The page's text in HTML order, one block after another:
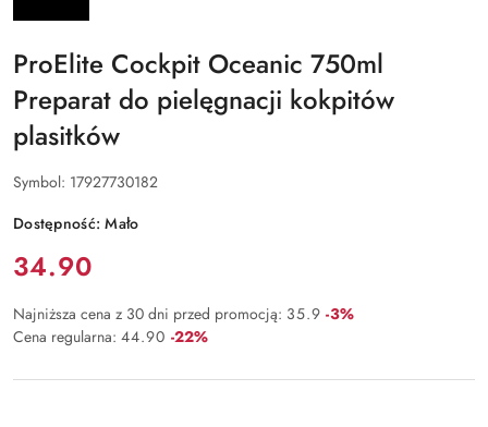
ProElite Cockpit Oceanic 750ml
Preparat do pielęgnacji kokpitów
plasitków
Symbol: 17927730182
Dostępność:Mało
Cena:
34.90
Najniższa cena z 30 dni przed promocją: 35.9 Rabat:
-3%
Cena regularna: 44.90 Rabat:
-22%